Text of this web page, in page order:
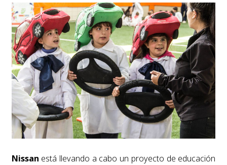
Nissan está llevando a cabo un proyecto de educación